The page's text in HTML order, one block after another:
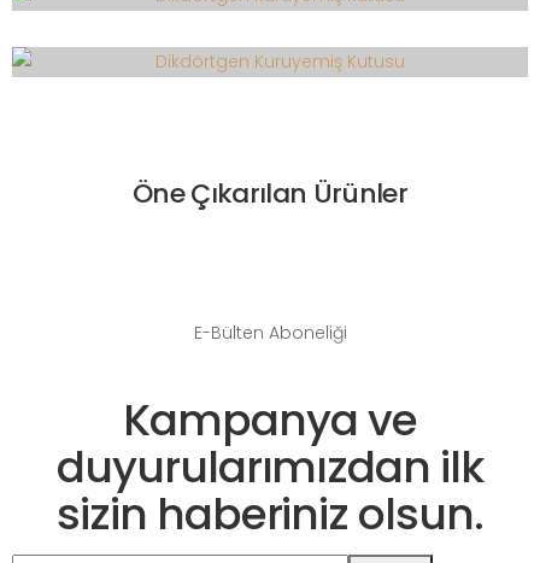
Öne Çıkarılan Ürünler
E-Bülten Aboneliği
Kampanya ve
duyurularımızdan ilk
sizin haberiniz olsun.